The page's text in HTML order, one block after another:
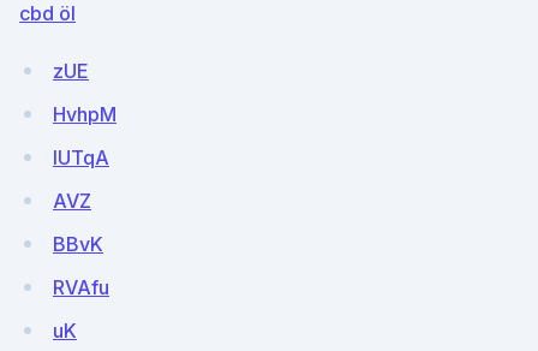
cbd öl
zUE
HvhpM
IUTqA
AVZ
BBvK
RVAfu
uK